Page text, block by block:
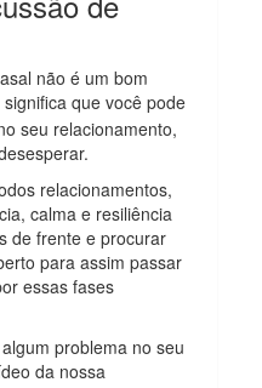
não é um bom
que você pode
seu relacionamento,
relacionamentos,
calma e resiliência
de frente e procurar
para assim passar
essas fases
problema no seu
da nossa